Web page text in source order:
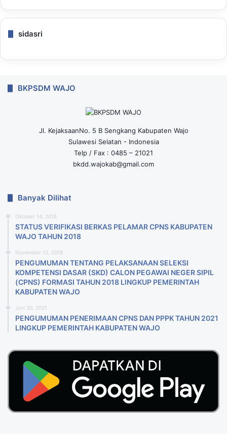
sidasri
BKPSDM WAJO
Jl. KejaksaanNo. 5 B Sengkang Kabupaten Wajo
Sulawesi Selatan - Indonesia
Telp / Fax : 0485 – 21021
bkdd.wajokab@gmail.com
Banyak Dilihat
Oktober 14, 2018
STATUS VERIFIKASI BERKAS PELAMAR CPNS KABUPATEN
WAJO TAHUN 2018
November 12, 2018
PENGUMUMAN TENTANG PELAKSANAAN SELEKSI
KOMPETENSI DASAR (SKD) CALON PEGAWAI NEGER SIPIL
(CPNS) FORMASI TAHUN 2018 LlNGKUP PEMERINTAH
KABUPATEN WAJO
Juni 30, 2021
PENGUMUMAN PENERIMAAN CPNS DAN PPPK TAHUN 2021
LINGKUP PEMERINTAH KABUPATEN WAJO